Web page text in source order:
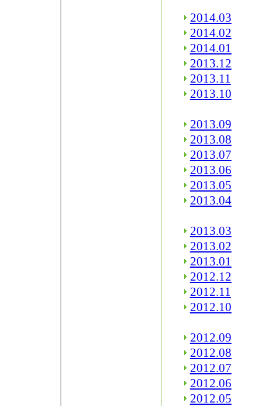
2014.03
2014.02
2014.01
2013.12
2013.11
2013.10
2013.09
2013.08
2013.07
2013.06
2013.05
2013.04
2013.03
2013.02
2013.01
2012.12
2012.11
2012.10
2012.09
2012.08
2012.07
2012.06
2012.05